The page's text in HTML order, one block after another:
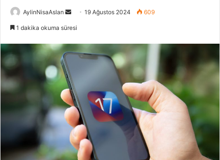
AylinNisaAslan
Bir
19 Ağustos 2024 609
1 dakika okuma süresi